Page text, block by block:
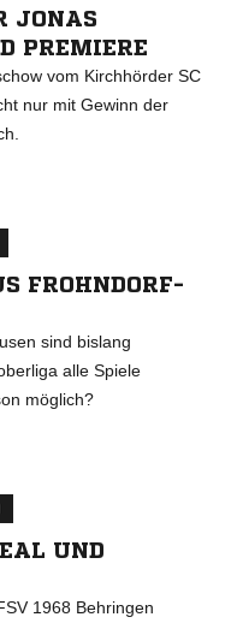
JONAS
PREMIERE
vom Kirchhörder SC
nur mit Gewinn der
FROHNDORF-
sind bislang
alle Spiele
möglich?
UND
1968 Behringen